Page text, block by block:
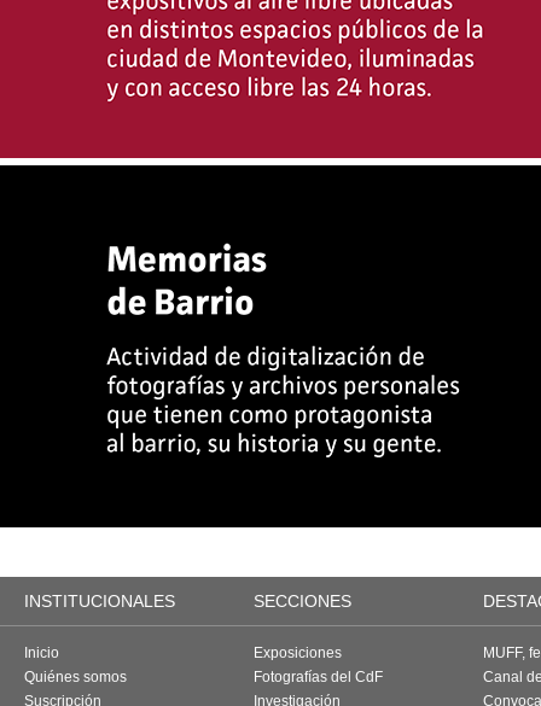
INSTITUCIONALES SECCIONES
Inicio
Quiénes somos
Suscripción
Exposiciones
Fotografías del CdF
Investigación
MUFF,
Canal